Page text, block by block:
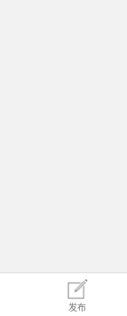
发布